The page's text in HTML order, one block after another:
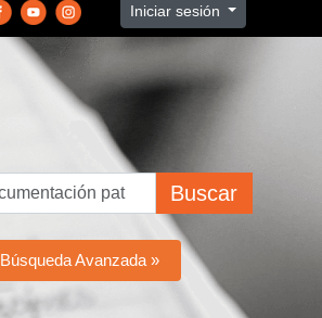
Iniciar sesión
Buscar
Búsqueda Avanzada »